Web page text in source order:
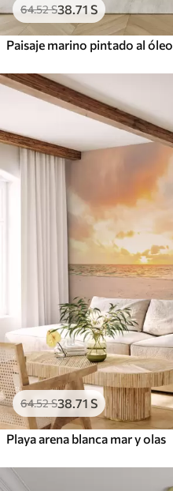
64.52S38 .71 S
Paisaje marino pintado al óleo
64.52S38 .71 S
Playa arena blanca mar y olas